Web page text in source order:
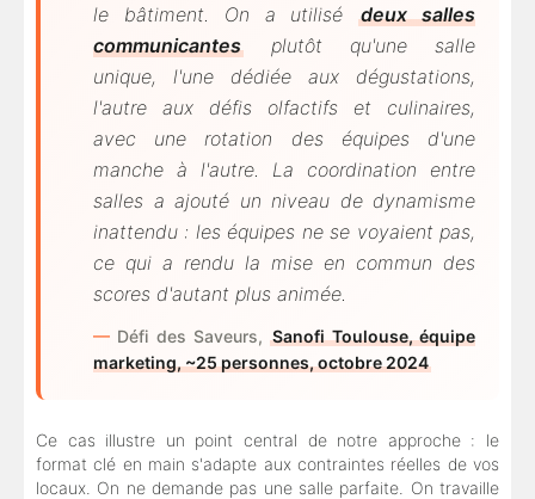
le bâtiment. On a utilisédeux salles
communicantes plutôt qu'une salle
unique, l'une dédiée aux dégustations,
l'autre aux défis olfactifs et culinaires,
avec une rotation des équipes d'une
manche à l'autre. La coordination entre
salles a ajouté un niveau de dynamisme
inattendu : les équipes ne se voyaient pas,
ce qui a rendu la mise en commun des
scores d'autant plus animée.
Défi des Saveurs,Sanofi Toulouse, équipe
marketing, ~25 personnes, octobre 2024
Ce cas illustre un point central de notre approche : le
format clé en main s'adapte aux contraintes réelles de vos
locaux. On ne demande pas une salle parfaite. On travaille